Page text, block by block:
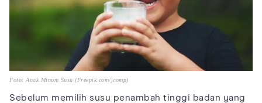
Foto: Anak Minum Susu (Freepik.com/jcomp)
Sebelum memilih susu penambah tinggi badan yang